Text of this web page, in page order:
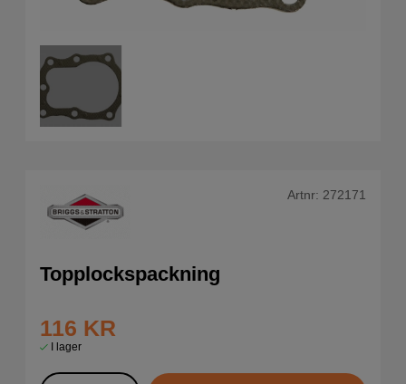
Artnr: 272171
Topplockspackning
116 KR
I lager